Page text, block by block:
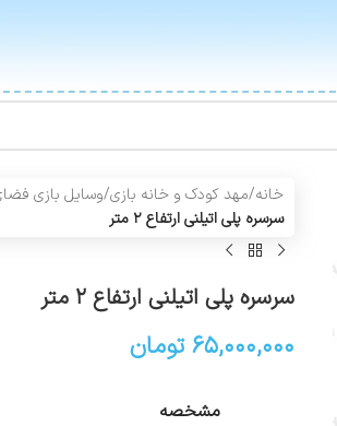
خانه/مهد کودک و خانه بازی/وسایل بازی
سرسره پلی اتیلنی ارتفاع ۲ متر
سرسره پلی اتیلنی ارتفاع ۲ متر
۶۵,۰۰۰,۰۰۰ تومان
مشخصه